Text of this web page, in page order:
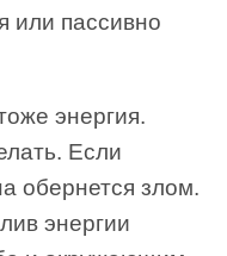
или пассивно
энергия.
Если
обернется злом.
энергии